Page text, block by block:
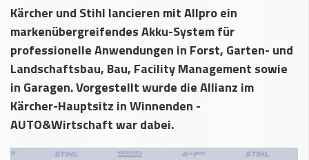
Kärcher und Stihl lancieren mit Allpro ein
markenübergreifendes Akku-System für
professionelle Anwendungen in Forst, Garten- und
Landschaftsbau, Bau, Facility Management sowie
in Garagen. Vorgestellt wurde die Allianz im
Kärcher-Hauptsitz in Winnenden -
AUTO&Wirtschaft war dabei.